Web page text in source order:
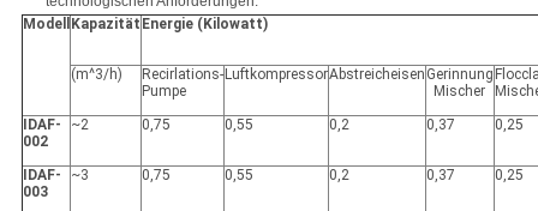
Modell
Kapazität Energie (Kilowatt)
(m^3/h)
Recirlations-
Pumpe
LuftkompressorAbstreicheisen Gerinnung
Mischer
IDAF-
002
~2 0,75 0,55 0,2 0,37 0,25
IDAF-
003
~3 0,75 0,55 0,2 0,37 0,25